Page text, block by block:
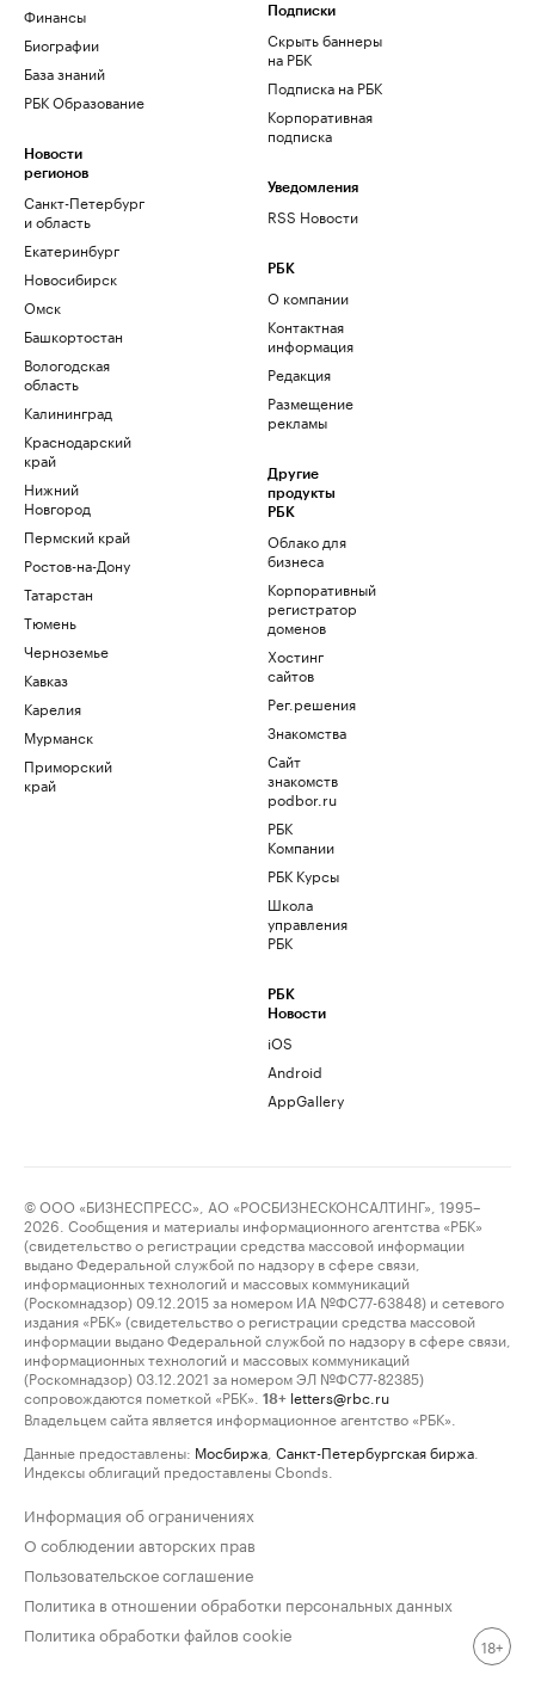
Финансы
Биографии
База знаний
РБК Образование
Новости
регионов
Санкт-Петербург
и область
Екатеринбург
Новосибирск
Омск
Башкортостан
Вологодская
область
Калининград
Краснодарский
край
Нижний
Новгород
Пермский край
Ростов-на-Дону
Татарстан
Тюмень
Черноземье
Кавказ
Карелия
Мурманск
Приморский
край
Подписки
Скрыть баннеры
на РБК
Подписка на РБК
Корпоративная
подписка
Уведомления
RSS Новости
РБК
О компании
Контактная
информация
Редакция
Размещение
рекламы
Другие
продукты
РБК
Облако для
бизнеса
Корпоративный
регистратор
доменов
Хостинг
сайтов
Рег.решения
Знакомства
Сайт
знакомств
podbor.ru
РБК
Компании
РБК Курсы
Школа
управления
РБК
РБК
Новости
iOS
Android
AppGallery
© ООО «БИЗНЕСПРЕСС», АО «РОСБИЗНЕСКОНСАЛТИНГ», 1995–
2026. Сообщения и материалы информационного агентства «РБК»
(свидетельство о регистрации средства массовой информации
выдано Федеральной службой по надзору в сфере связи,
информационных технологий и массовых коммуникаций
(Роскомнадзор) 09.12.2015 за номером ИА №ФС77-63848) и сетевого
издания «РБК» (свидетельство о регистрации средства массовой
информации выдано Федеральной службой по надзору в сфере связи,
информационных технологий и массовых коммуникаций
(Роскомнадзор) 03.12.2021 за номером ЭЛ №ФС77-82385)
сопровождаются пометкой «РБК».
18+ letters@rbc.ru
Владельцем сайта является информационное агентство «РБК».
Данные предоставлены: Мосбиржа Санкт-Петербургская биржа
Индексы облигаций предоставлены Cbonds.
Информация об ограничениях
О соблюдении авторских прав
Пользовательское соглашение
Политика в отношении обработки персональных данных
Политика обработки файлов cookie
18+